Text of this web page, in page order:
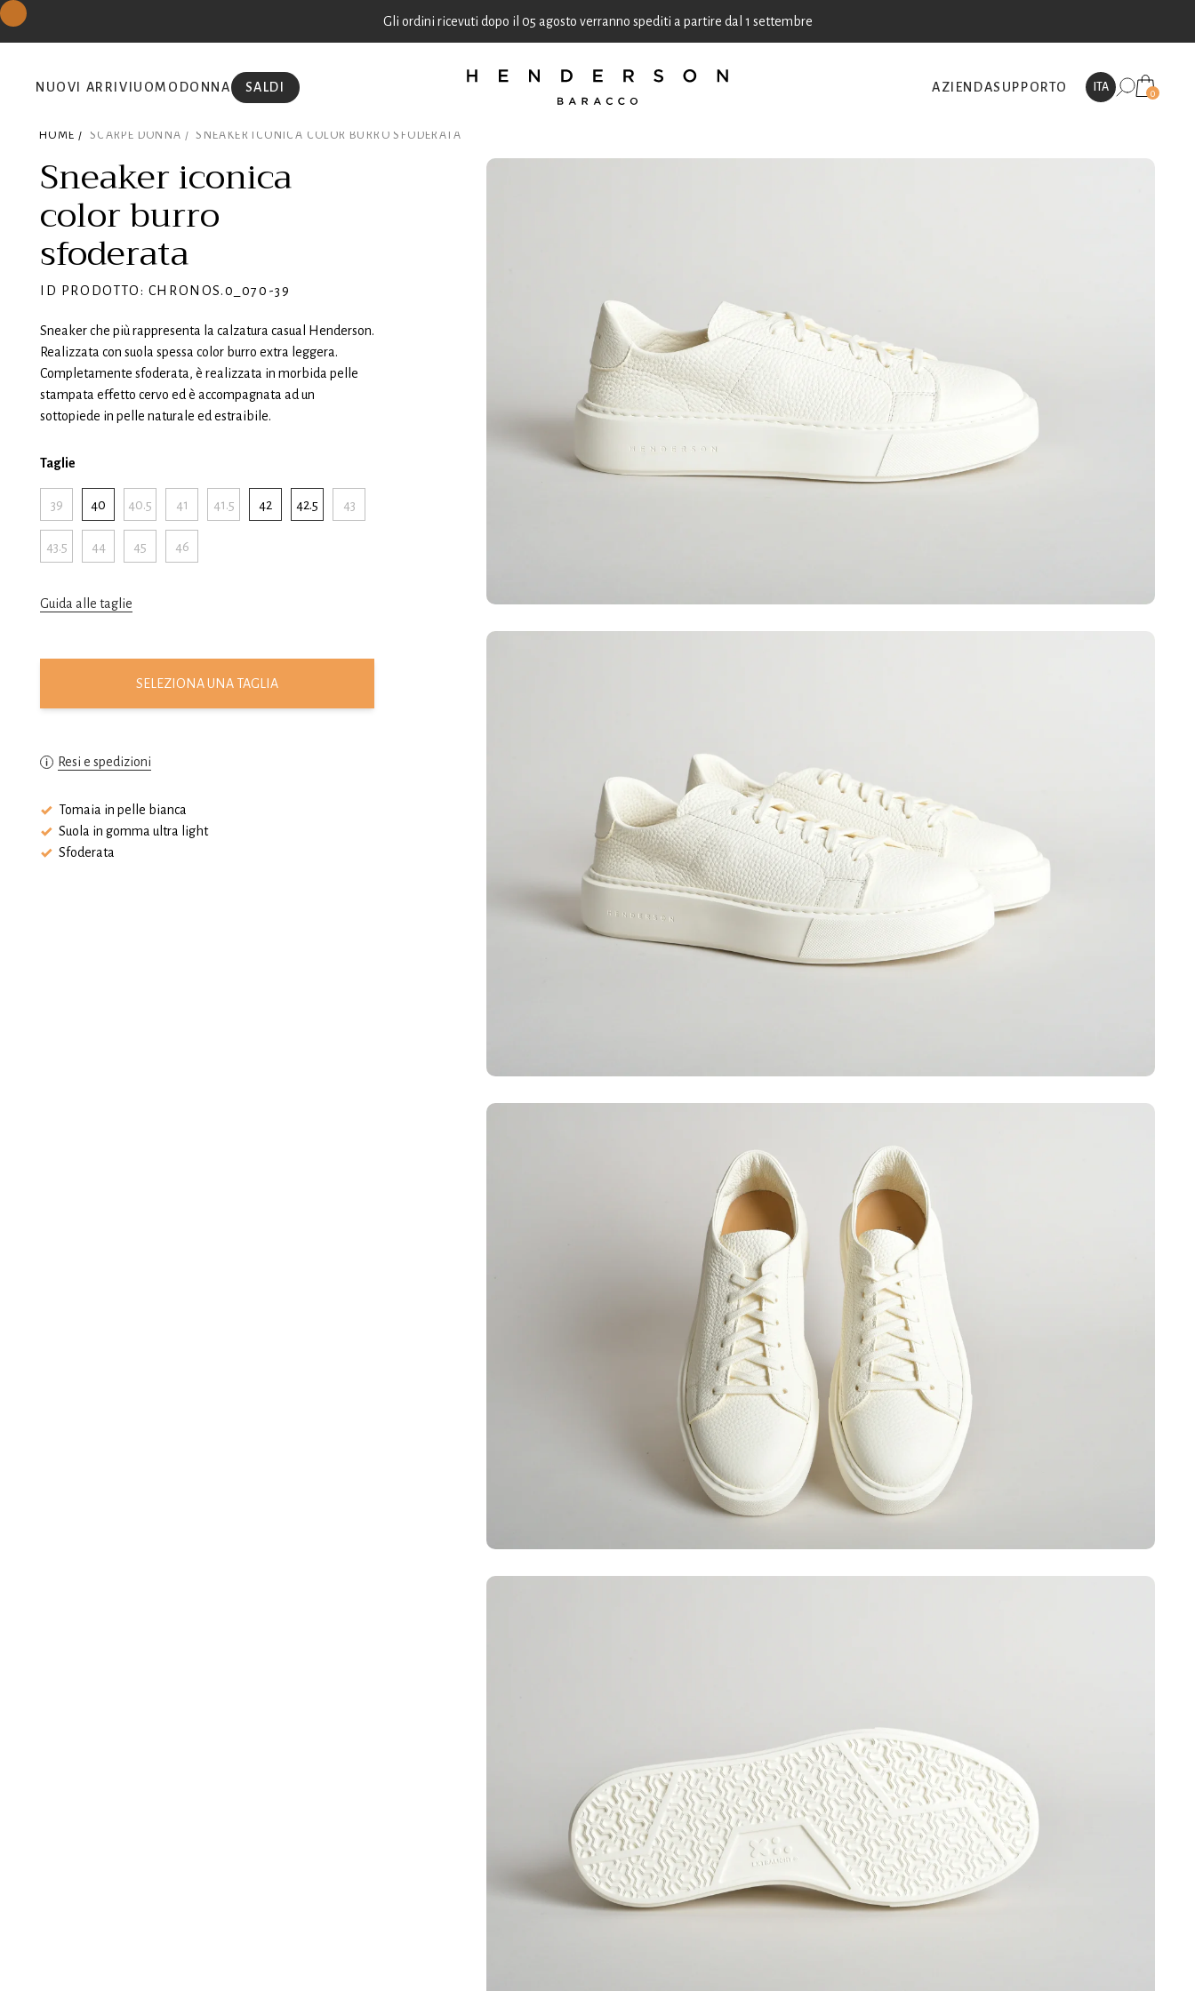
Gli ordini ricevuti dopo il 05 agosto verranno spediti a partire dal 1 settembre
NUOVI ARRIVIUOMO DONNA SALDI AZIENDASUPPORTO ITA 0
HOME / SCARPE DONNA / SNEAKER ICONICA COLOR BURRO SFODERATA
Sneaker iconica
color burro
sfoderata
ID PRODOTTO: CHRONOS.0_070-39
Sneaker che più rappresenta la calzatura casual Henderson.
Realizzata con suola spessa color burro extra leggera.
Completamente sfoderata, è realizzata in morbida pelle
stampata effetto cervo ed è accompagnata ad un
sottopiede in pelle naturale ed estraibile.
Taglie
39 40 40.5 41 41.5 42 42.5 43
43.5 44 45 46
Guida alle taglie
SELEZIONA UNA TAGLIA
Resi e spedizioni
Tomaia in pelle bianca
Suola in gomma ultra light
Sfoderata